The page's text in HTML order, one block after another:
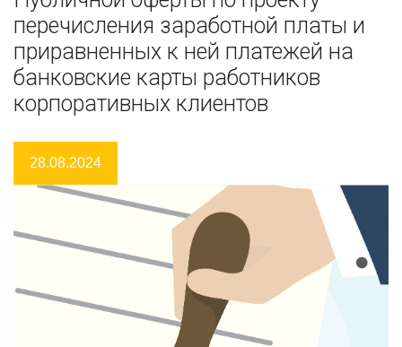
перечисления заработной платы и
приравненных к ней платежей на
банковские карты работников
корпоративных клиентов
28.08.2024